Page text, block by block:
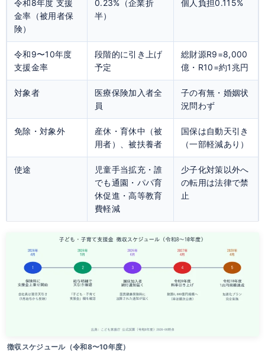
令和8年度 支援
金率（被用者保
険）
0.23%（企業折
半）
個人負担0.115%
令和9〜10年度
支援金率
段階的に引き上げ
予定
総財源R9=8,000
億・R10=約1兆円
対象者
医療保険加入者全
員
子の有無・婚姻状
況問わず
免除・対象外
産休・育休中（被
用者）、被扶養者
国保は自動天引き
（一部軽減あり）
使途
児童手当拡充・誰
でも通園・パパ育
休促進・高等教育
費軽減
少子化対策以外へ
の転用は法律で禁
止
徴収スケジュール（令和8〜10年度）